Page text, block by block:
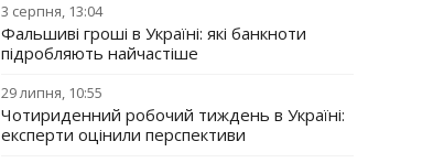
3 серпня, 13:04
Фальшиві гроші в Україні: які банкноти
підробляють найчастіше
29 липня, 10:55
Чотириденний робочий тиждень в Україні:
експерти оцінили перспективи